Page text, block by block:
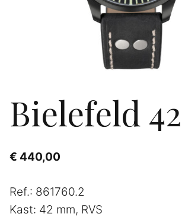
Bielefeld 42
€ 440,00
Ref.: 861760.2
Kast: 42 mm, RVS